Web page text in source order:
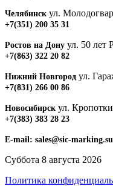
Челябинск ул.
+7(351) 200 35 31
Ростов на Дону ул. 50 лет
+7(863) 322 20 82
Нижний Новгород ул.
+7(831) 266 00 86
Новосибирск ул.
+7(383) 383 28 23
E-mail: sales@sic-marking.su
Суббота 8 августа 2026
Политика